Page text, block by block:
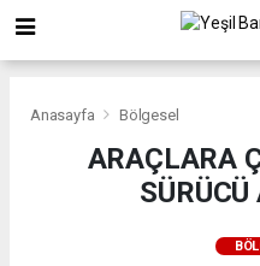
Anasayfa Bölgesel
ARAÇLARA